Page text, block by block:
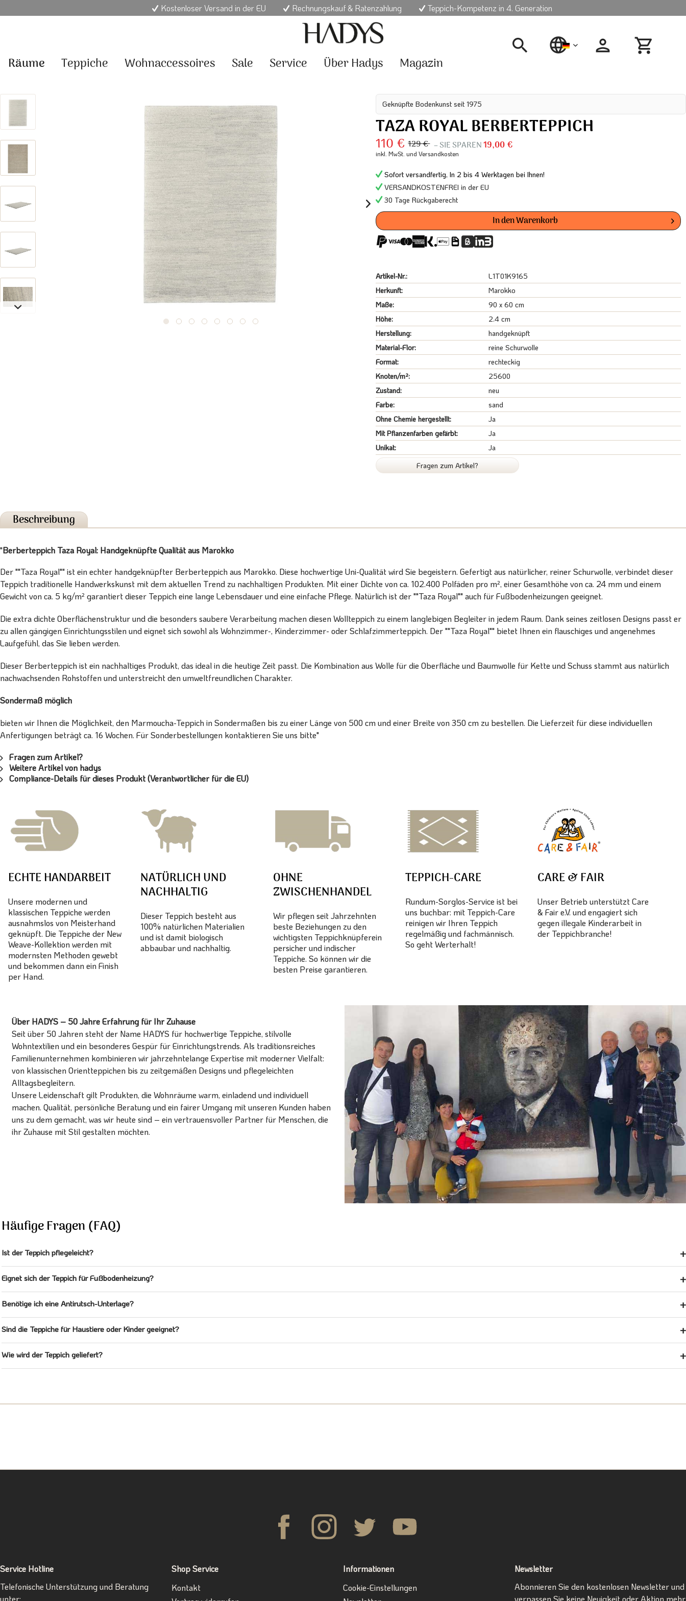
Kostenloser Versand in der EU Rechnungskauf & Ratenzahlung Teppich-Kompetenz in 4. Generation
deutsch
Räume Teppiche Wohnaccessoires Sale Service Über Hadys Magazin
Geknüpfte Bodenkunst seit 1975
TAZA ROYAL BERBERTEPPICH
110 € 129 € – SIE SPAREN19,00 €
inkl. MwSt. und Versandkosten
Sofort versandfertig, In 2 bis 4 Werktagen bei Ihnen!
VERSANDKOSTENFREI in der EU
30 Tage Rückgaberecht
In denWarenkorb
Artikel-Nr.:
L1T01K9165
Herkunft:
Marokko
Maße:
90 x 60 cm
Höhe:
2.4 cm
Herstellung:
handgeknüpft
Material-Flor:
reine Schurwolle
Format:
rechteckig
Knoten/m²:
25600
Zustand:
neu
Farbe:
sand
Ohne Chemie hergestellt:
Ja
Mit Pflanzenfarben gefärbt:
Ja
Unikat:
Ja
Fragen zum Artikel?
Beschreibung
"Berberteppich Taza Royal: Handgeknüpfte Qualität aus Marokko
Der ""Taza Royal"" ist ein echter handgeknüpfter Berberteppich aus Marokko. Diese hochwertige Uni-Qualität wird Sie begeistern. Gefertigt aus natürlicher, reiner Schurwolle, verbindet dieser
Teppich traditionelle Handwerkskunst mit dem aktuellen Trend zu nachhaltigen Produkten. Mit einer Dichte von ca. 102.400 Polfäden pro m², einer Gesamthöhe von ca. 24 mm und einem
Gewicht von ca. 5 kg/m² garantiert dieser Teppich eine lange Lebensdauer und eine einfache Pflege. Natürlich ist der ""Taza Royal"" auch für Fußbodenheizungen geeignet.
Die extra dichte Oberflächenstruktur und die besonders saubere Verarbeitung machen diesen Wollteppich zu einem langlebigen Begleiter in jedem Raum. Dank seines zeitlosen Designs passt er
zu allen gängigen Einrichtungsstilen und eignet sich sowohl als Wohnzimmer-, Kinderzimmer- oder Schlafzimmerteppich. Der ""Taza Royal"" bietet Ihnen ein flauschiges und angenehmes
Laufgefühl, das Sie lieben werden.
Dieser Berberteppich ist ein nachhaltiges Produkt, das ideal in die heutige Zeit passt. Die Kombination aus Wolle für die Oberfläche und Baumwolle für Kette und Schuss stammt aus natürlich
nachwachsenden Rohstoffen und unterstreicht den umweltfreundlichen Charakter.
Sondermaß möglich
bieten wir Ihnen die Möglichkeit, den Marmoucha-Teppich in Sondermaßen bis zu einer Länge von 500 cm und einer Breite von 350 cm zu bestellen. Die Lieferzeit für diese individuellen
Anfertigungen beträgt ca. 16 Wochen. Für Sonderbestellungen kontaktieren Sie uns bitte"
Fragen zum Artikel?
Weitere Artikel von hadys
Compliance-Details für dieses Produkt (Verantwortlicher für die EU)
ECHTE HANDARBEIT
Unsere modernen und
klassischen Teppiche werden
ausnahmslos von Meisterhand
geknüpft. Die Teppiche der New
Weave-Kollektion werden mit
modernsten Methoden gewebt
und bekommen dann ein Finish
per Hand.
NATÜRLICH UND
NACHHALTIG
Dieser Teppich besteht aus
100% natürlichen Materialien
und ist damit biologisch
abbaubar und nachhaltig.
OHNE
ZWISCHENHANDEL
Wir pflegen seit Jahrzehnten
beste Beziehungen zu den
wichtigsten Teppichknüpferein
persicher und indischer
Teppiche. So können wir die
besten Preise garantieren.
TEPPICH-CARE
Rundum-Sorglos-Service ist bei
uns buchbar: mit Teppich-Care
reinigen wir Ihren Teppich
regelmäßig und fachmännisch.
So geht Werterhalt!
CARE & FAIR
Unser Betrieb unterstützt Care
& Fair e.V. und engagiert sich
gegen illegale Kinderarbeit in
der Teppichbranche!
Über HADYS – 50 Jahre Erfahrung für Ihr Zuhause
Seit über 50 Jahren steht der Name HADYS für hochwertige Teppiche, stilvolle
Wohntextilien und ein besonderes Gespür für Einrichtungstrends. Als traditionsreiches
Familienunternehmen kombinieren wir jahrzehntelange Expertise mit moderner Vielfalt:
von klassischen Orientteppichen bis zu zeitgemäßen Designs und pflegeleichten
Alltagsbegleitern.
Unsere Leidenschaft gilt Produkten, die Wohnräume warm, einladend und individuell
machen. Qualität, persönliche Beratung und ein fairer Umgang mit unseren Kunden haben
uns zu dem gemacht, was wir heute sind – ein vertrauensvoller Partner für Menschen, die
ihr Zuhause mit Stil gestalten möchten.
Häufige Fragen (FAQ)
Ist der Teppich pflegeleicht?
Eignet sich der Teppich für Fußbodenheizung?
Benötige ich eine Antirutsch-Unterlage?
Sind die Teppiche für Haustiere oder Kinder geeignet?
Wie wird der Teppich geliefert?
Service Hotline
Telefonische Unterstützung und Beratung
Shop Service
Kontakt
Informationen
Cookie-Einstellungen
Newsletter
Abonnieren Sie den kostenlosen Newsletter und